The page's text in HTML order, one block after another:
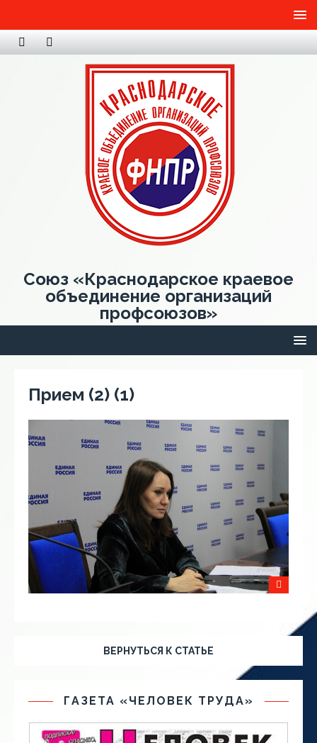
Союз «Краснодарское краевое
объединение организаций
профсоюзов»
Прием (2) (1)
ВЕРНУТЬСЯ К СТАТЬЕ
ГАЗЕТА «ЧЕЛОВЕК ТРУДА»